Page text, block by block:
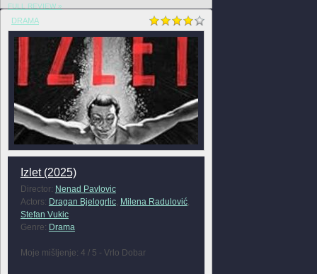
FULL REVIEW »
DRAMA
Izlet (2025)
Director: Nenad Pavlovic
Actors: Dragan Bjelogrlic, Milena Radulović,
Stefan Vukic
Genre: Drama
Moje mišljenje: 4 / 5 - Vrlo Dobar